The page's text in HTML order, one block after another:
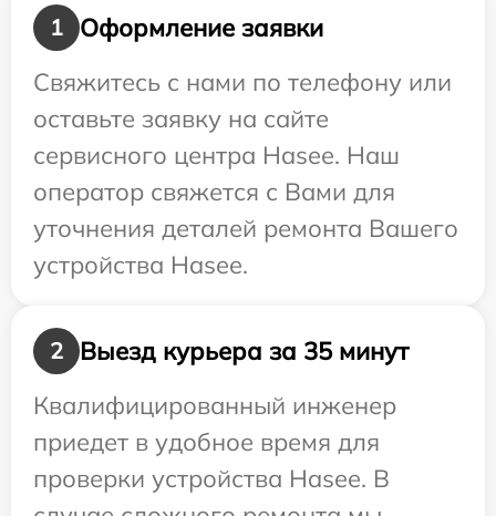
1
Оформление заявки
Свяжитесь с нами по телефону или
оставьте заявку на сайте
сервисного центра Hasee. Наш
оператор свяжется с Вами для
уточнения деталей ремонта Вашего
устройства Hasee.
2
Выезд курьера за 35 минут
Квалифицированный инженер
приедет в удобное время для
проверки устройства Hasee. В